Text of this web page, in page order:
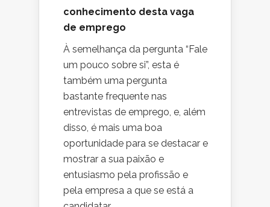
conhecimento desta vaga
de emprego
À semelhança da pergunta “Fale
um pouco sobre si”, esta é
também uma pergunta
bastante frequente nas
entrevistas de emprego, e, além
disso, é mais uma boa
oportunidade para se destacar e
mostrar a sua paixão e
entusiasmo pela profissão e
pela empresa a que se está a